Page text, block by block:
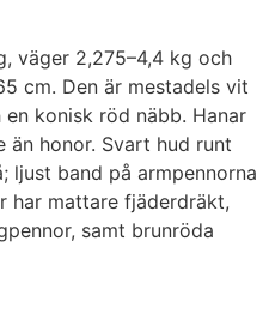
väger 2,275–4,4 kg och
cm. Den är mestadels vit
konisk röd näbb. Hanar
honor. Svart hud runt
ljust band på armpennorna
har mattare fjäderdräkt,
samt brunröda